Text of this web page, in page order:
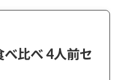
べ比べ 4人前セ